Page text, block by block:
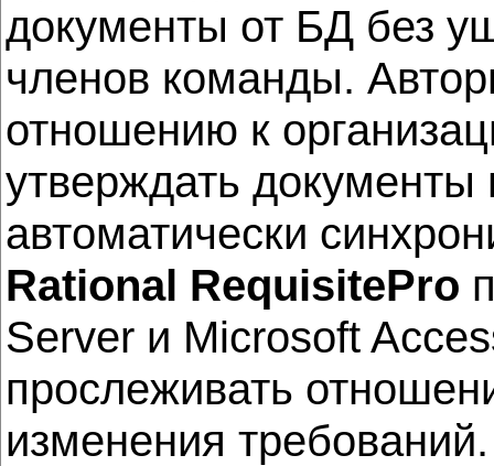
документы от БД без
членов команды.
отношению к
утверждать
автоматически
Rational RequisitePro
Server и Microsoft
прослеживать
изменения требований.